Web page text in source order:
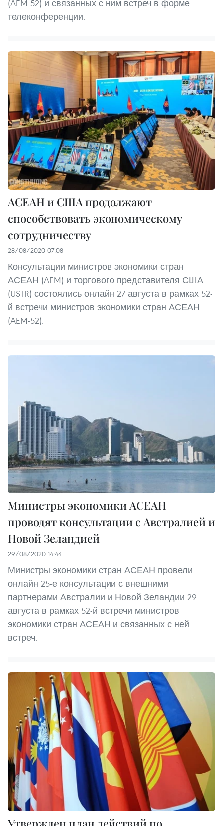
(AEM-52) и связанных с ним встреч в форме
телеконференции.
АСЕАН и США продолжают
способствовать экономическому
сотрудничеству
28/08/2020 07:08
Консультации министров экономики стран
АСЕАН (AEM) и торгового представителя США
(USTR) состоялись онлайн 27 августа в рамках 52-
й встречи министров экономики стран АСЕАН
(AEM-52).
Министры экономики АСЕАН
проводят консультации с Австралией и
Новой Зеландией
29/08/2020 14:44
Министры экономики стран АСЕАН провели
онлайн 25-е консультации с внешними
партнерами Австралии и Новой Зеландии 29
августа в рамках 52-й встречи министров
экономики стран АСЕАН и связанных с ней
встреч.
Утвержден план действий по